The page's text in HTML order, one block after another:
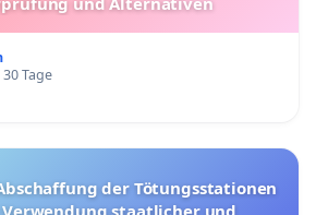
Tage